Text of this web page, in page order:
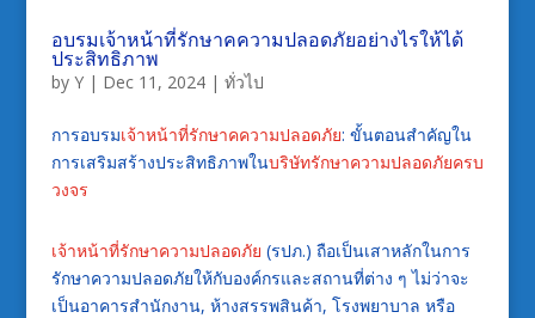
อบรมเจ้าหน้าที่รักษาคความปลอดภัยอย่างไรให้ได้
ประสิทธิภาพ
by Y| Dec 11, 2024| ทั่วไป
การอบรมเจ้าหน้าที่รักษาคความปลอดภัย: ขั้นตอนสำคัญใน
การเสริมสร้างประสิทธิภาพในบริษัทรักษาความปลอดภัยครบ
วงจร
เจ้าหน้าที่รักษาความปลอดภัย (รปภ.) ถือเป็นเสาหลักในการ
รักษาความปลอดภัยให้กับองค์กรและสถานที่ต่าง ๆ ไม่ว่าจะ
เป็นอาคารสำนักงาน, ห้างสรรพสินค้า, โรงพยาบาล หรือ